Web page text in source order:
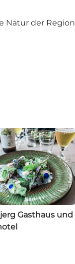
Natur der Region
Gasthaus und